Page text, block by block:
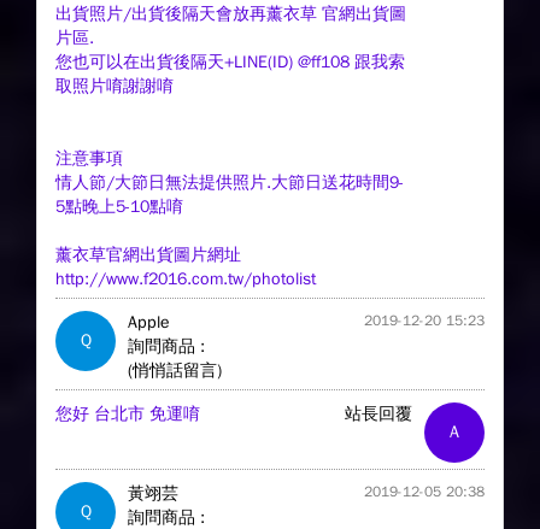
出貨照片/出貨後隔天會放再薰衣草 官網出貨圖
片區.
您也可以在出貨後隔天+LINE(ID) @ff108 跟我索
取照片唷謝謝唷
注意事項
情人節/大節日無法提供照片.大節日送花時間9-
5點晚上5-10點唷
薰衣草官網出貨圖片網址
http://www.f2016.com.tw/photolist
Q
Apple 2019-12-20 15:23
詢問商品 :
(悄悄話留言)
A
站長回覆
您好 台北市 免運唷
Q
黃翊芸 2019-12-05 20:38
詢問商品 :